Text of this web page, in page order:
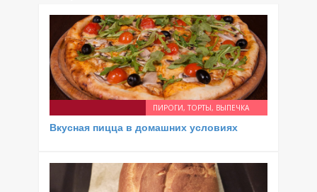
ПИРОГИ, ТОРТЫ, ВЫПЕЧКА
Вкусная пицца в домашних условиях